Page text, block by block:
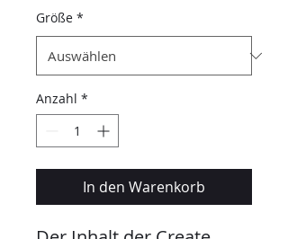
Größe *
Anzahl *
In den Warenkorb